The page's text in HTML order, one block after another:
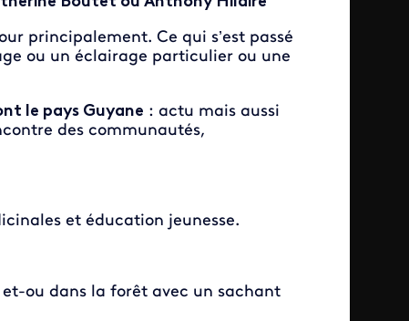
principalement. Ce qui s’est passé
ou un éclairage particulier ou une
le pays Guyane : actu mais aussi
des communautés,
et éducation jeunesse.
ou dans la forêt avec un sachant